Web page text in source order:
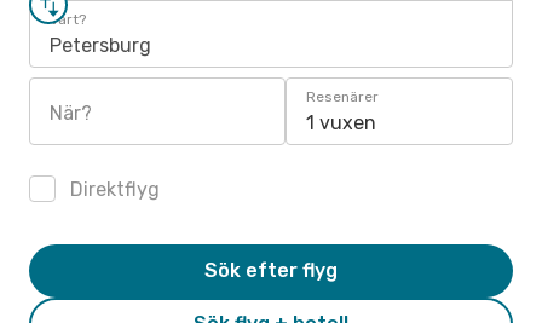
Vart?
Petersburg
När?
Resenärer
1 vuxen
Direktflyg
Sök efter flyg